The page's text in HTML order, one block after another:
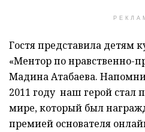
Гостя представила детям
«Ментор по нравственно-
Мадина Атабаева.
2011 году наш герой стал
мире, который был
премией основателя